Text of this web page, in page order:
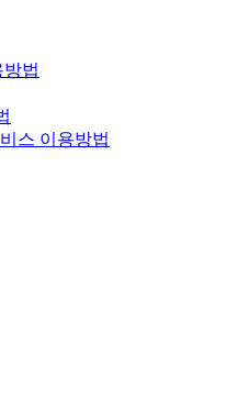
법
스 이용방법